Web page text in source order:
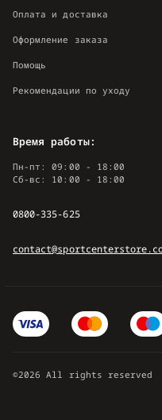
Оплата и доставка
Оформление заказа
Помощь
Рекомендации по уходу
Время работы:
Пн-пт: 09:00 - 18:00
Сб-вс: 10:00 - 18:00
0800-335-625
©2026 All rights reserved